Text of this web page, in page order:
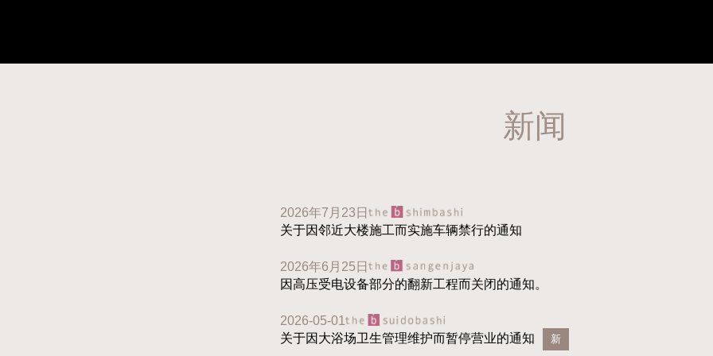
新闻
2026年7月23日
关于因邻近大楼施工而实施车辆禁行的通知
2026年6月25日
因高压受电设备部分的翻新工程而关闭的通知。
2026-05-01
关于因大浴场卫生管理维护而暂停营业的通知
新